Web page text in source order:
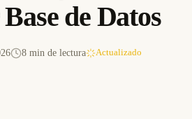
de Datos
8 min de lectura Actualizado